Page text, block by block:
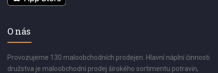
O nás
Provozujeme 130 maloobchodních prodejen. Hlavní náplní činnosti
družstva je maloobchodní prodej širokého sortimentu potravin,